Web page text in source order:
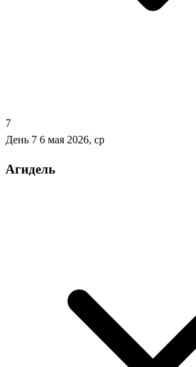
7
День 7 6 мая 2026, ср
Агидель